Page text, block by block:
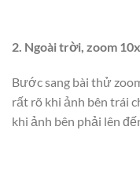
2. Ngoài trời, zoom 10x
Bước sang bài thử
rất rõ khi ảnh bên trái
khi ảnh bên phải lên